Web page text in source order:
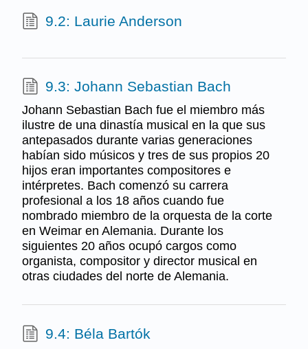
9.2: Laurie Anderson
9.3: Johann Sebastian Bach
Johann Sebastian Bach fue el miembro más
ilustre de una dinastía musical en la que sus
antepasados durante varias generaciones
habían sido músicos y tres de sus propios 20
hijos eran importantes compositores e
intérpretes. Bach comenzó su carrera
profesional a los 18 años cuando fue
nombrado miembro de la orquesta de la corte
en Weimar en Alemania. Durante los
siguientes 20 años ocupó cargos como
organista, compositor y director musical en
otras ciudades del norte de Alemania.
9.4: Béla Bartók